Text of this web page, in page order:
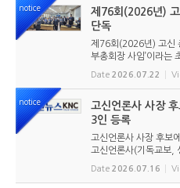
notice
제76회(2026년)
단독
제76회(2026년) 고신
부총회장 사임’이라는
26년) 총회장 후보에
했다. 6월 9일 경남마
Date 2026.07.22
notice
고신언론사 사장
3인 등록
고신언론사 사장 후보
고신언론사(기독교보,
오름교회), 조진호 장
가 등록했다. 당초 김
Date 2026.07.16